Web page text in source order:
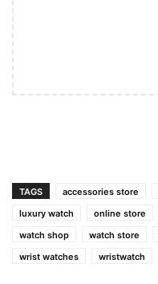
TAGS accessories store
luxury watch
online store
watch shop
watch store
wrist watches
wristwatch